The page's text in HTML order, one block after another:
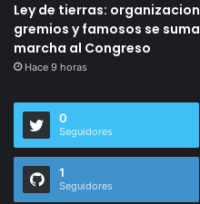
Ley de tierras:
gremios y famosos se
marcha al Congreso
Hace 9 horas
0
Seguidores
1
Seguidores